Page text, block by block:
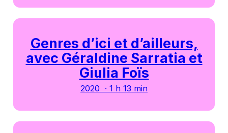
Genres d’ici et d’ailleurs,
avec Géraldine Sarratia et
Giulia Foïs
2020 · 1 h 13 min